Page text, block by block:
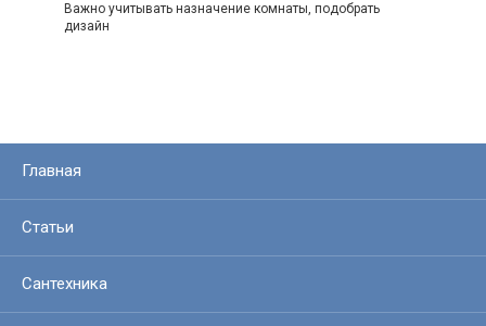
Важно учитывать назначение комнаты, подобрать
дизайн
Главная
Статьи
Сантехника